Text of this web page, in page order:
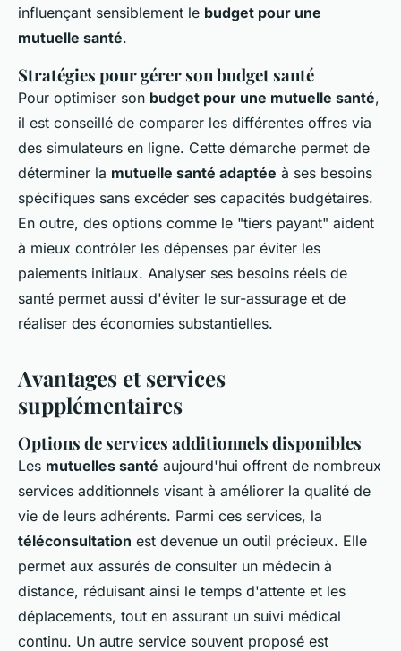
influençant sensiblement le budget pour une
mutuelle santé.
Stratégies pour gérer son budget santé
Pour optimiser son budget pour une mutuelle santé,
il est conseillé de comparer les différentes offres via
des simulateurs en ligne. Cette démarche permet de
déterminer la mutuelle santé adaptée à ses besoins
spécifiques sans excéder ses capacités budgétaires.
En outre, des options comme le "tiers payant" aident
à mieux contrôler les dépenses par éviter les
paiements initiaux. Analyser ses besoins réels de
santé permet aussi d'éviter le sur-assurage et de
réaliser des économies substantielles.
Avantages et services
supplémentaires
Options de services additionnels disponibles
Les mutuelles santé aujourd'hui offrent de nombreux
services additionnels visant à améliorer la qualité de
vie de leurs adhérents. Parmi ces services, la
téléconsultation est devenue un outil précieux. Elle
permet aux assurés de consulter un médecin à
distance, réduisant ainsi le temps d'attente et les
déplacements, tout en assurant un suivi médical
continu. Un autre service souvent proposé est